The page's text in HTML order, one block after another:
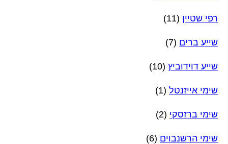
רפי שטיין (11)
שייע ברים (7)
שייע דוידוביץ (10)
שימי אייזנטל (1)
שימי ברזסקי (2)
שימי הרשנבוים (6)